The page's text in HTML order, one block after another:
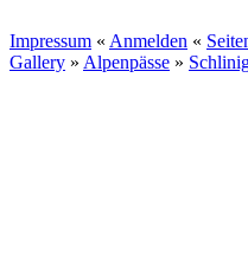
Impressum « Anmelden «
Gallery » Alpenpässe »